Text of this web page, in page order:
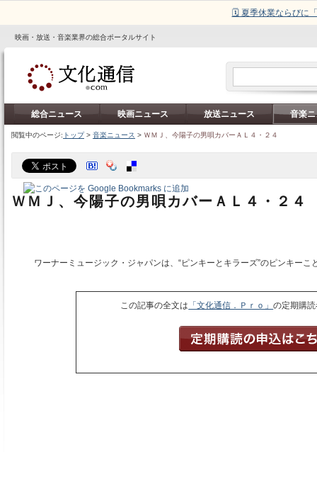
🗓️ 夏季休業ならびに
映画・放送・音楽業界の総合ポータルサイト
総合ニュース 映画ニュース 放送ニュース 音楽
閲覧中のページ: トップ> 音楽ニュース > ＷＭＪ、今陽子の男唄カバーＡＬ４・２４
ＷＭＪ、今陽子の男唄カバーＡＬ４・２４
ワーナーミュージック・ジャパンは、“ピンキーとキラーズ”のピンキー
この記事の全文は 「文化通信．Ｐｒｏ」の定期購